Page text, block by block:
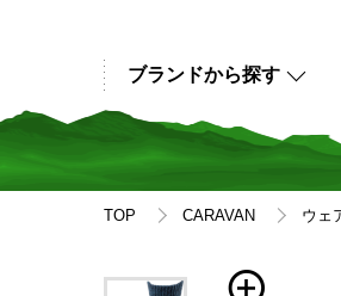
ブランドから探す
TOP CARAVAN ウェ